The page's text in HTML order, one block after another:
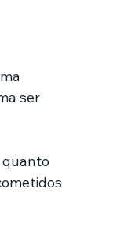
Barbearia
ser